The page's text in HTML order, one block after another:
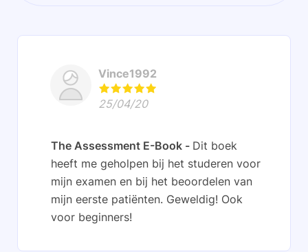
Vince1992
25/04/20
The Assessment E-Book
Dit boek
heeft me geholpen bij het studeren voor
mijn examen en bij het beoordelen van
mijn eerste patiënten. Geweldig! Ook
voor beginners!